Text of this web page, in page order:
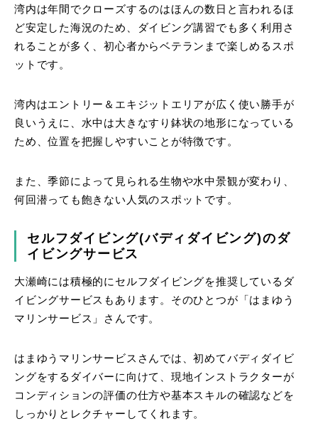
湾内は年間でクローズするのはほんの数日と言われるほ
ど安定した海況のため、ダイビング講習でも多く利用さ
れることが多く、初心者からベテランまで楽しめるスポ
ットです。
湾内はエントリー＆エキジットエリアが広く使い勝手が
良いうえに、水中は大きなすり鉢状の地形になっている
ため、位置を把握しやすいことが特徴です。
また、季節によって見られる生物や水中景観が変わり、
何回潜っても飽きない人気のスポットです。
セルフダイビング(バディダイビング)のダ
イビングサービス
大瀬崎には積極的にセルフダイビングを推奨しているダ
イビングサービスもあります。そのひとつが「はまゆう
マリンサービス」さんです。
はまゆうマリンサービスさんでは、初めてバディダイビ
ングをするダイバーに向けて、現地インストラクターが
コンディションの評価の仕方や基本スキルの確認などを
しっかりとレクチャーしてくれます。